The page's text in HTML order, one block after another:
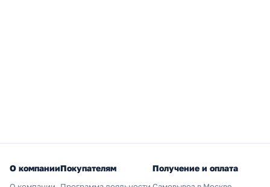
О компанииПокупателям Получение и оплата